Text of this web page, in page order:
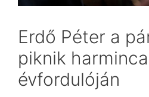
Erdő Péter a
piknik
évfordulóján